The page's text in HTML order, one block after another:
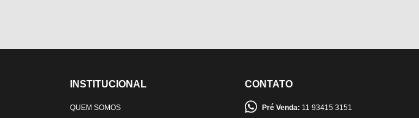
INSTITUCIONAL
QUEM SOMOS
CONTATO
Pré Venda: 11 93415 3151